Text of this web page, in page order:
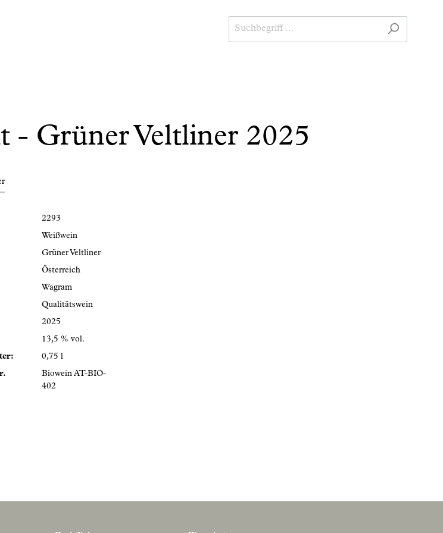
- Grüner Veltliner 2025
2293
Weißwein
Grüner Veltliner
Österreich
Wagram
Qualitätswein
2025
13,5 % vol.
0,75 l
Biowein AT-BIO-
402